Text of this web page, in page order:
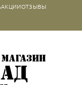
АКЦИИОТЗЫВЫ